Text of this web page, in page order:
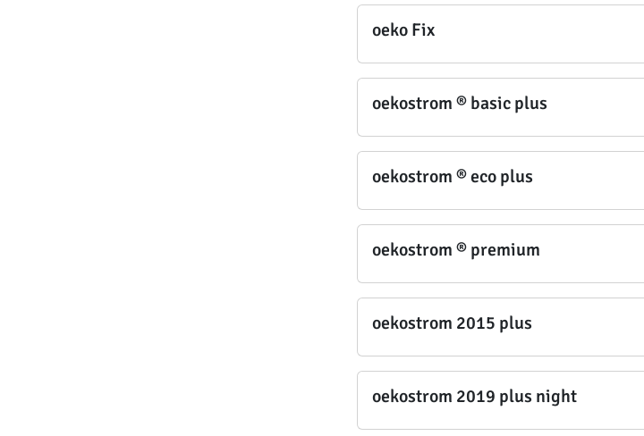
oeko Fix
oekostrom ® basic plus
oekostrom ® eco plus
oekostrom ® premium
oekostrom 2015 plus
oekostrom 2019 plus night